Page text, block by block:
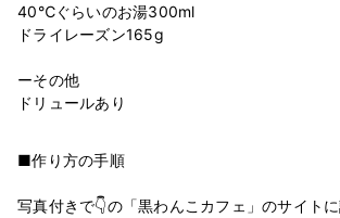
40℃ぐらいのお湯300ml
ドライレーズン165g
ーその他
■作り方の手順
写真付きで👇の「黒わんこカフェ」のサイト